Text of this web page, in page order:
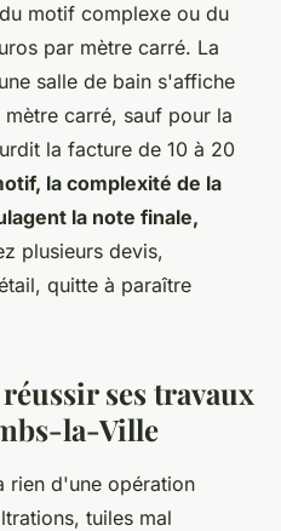
motif complexe ou du
par mètre carré. La
salle de bain s'affiche
carré, sauf pour la
la facture de 10 à 20
la complexité de la
la note finale,
plusieurs devis,
quitte à paraître
ses travaux
la-Ville
rien d'une opération
tuiles mal